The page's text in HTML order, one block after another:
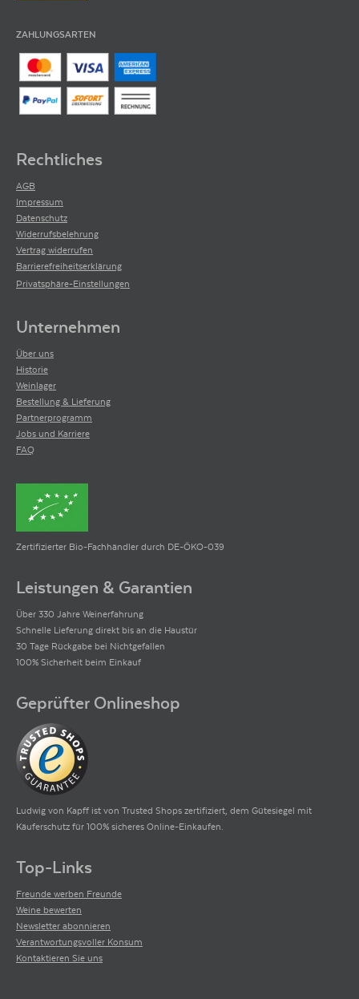
ZAHLUNGSARTEN
Rechtliches
AGB
Impressum
Datenschutz
Widerrufsbelehrung
Vertrag widerrufen
Barrierefreiheitserklärung
Privatsphäre-Einstellungen
Unternehmen
Über uns
Historie
Weinlager
Bestellung & Lieferung
Partnerprogramm
Jobs und Karriere
FAQ
Zertifizierter Bio-Fachhändler durch DE-ÖKO-039
Leistungen & Garantien
Über 330 Jahre Weinerfahrung
Schnelle Lieferung direkt bis an die Haustür
30 Tage Rückgabe bei Nichtgefallen
100% Sicherheit beim Einkauf
Geprüfter Onlineshop
Ludwig von Kapff ist von Trusted Shops zertifiziert, dem Gütesiegel mit
Käuferschutz für 100% sicheres Online-Einkaufen.
Top-Links
Freunde werben Freunde
Weine bewerten
Newsletter abonnieren
Verantwortungsvoller Konsum
Kontaktieren Sie uns